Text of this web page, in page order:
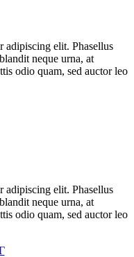
adipiscing elit. Phasellus
neque urna, at
odio quam, sed auctor leo
adipiscing elit. Phasellus
neque urna, at
odio quam, sed auctor leo